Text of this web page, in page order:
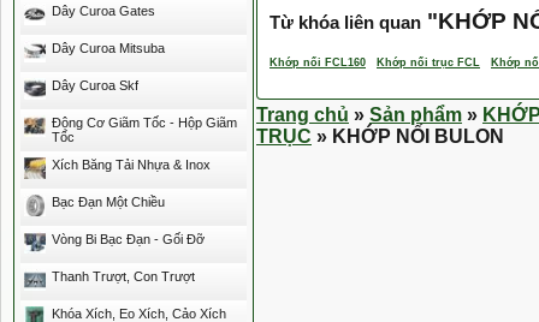
Từ khóa liên quan "KHỚP
Khớp nối FCL160 Khớp nối trục FCL Khớp
Trang chủ » Sản phẩm »
TRỤC » KHỚP NỐI BULON
Dây Curoa Gates
Dây Curoa Mitsuba
Dây Curoa Skf
Động Cơ Giãm Tốc - Hộp Giãm
Tốc
Xích Băng Tải Nhựa & Inox
Bạc Đạn Một Chiều
Vòng Bi Bạc Đạn - Gối Đỡ
Thanh Trượt, Con Trượt
Khóa Xích, Eo Xích, Cảo Xích